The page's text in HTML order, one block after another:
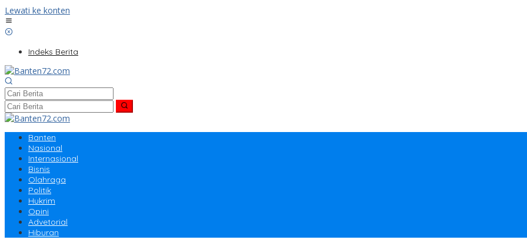
Lewati ke konten
Indeks Berita
Banten
Nasional
Internasional
Bisnis
Olahraga
Politik
Hukrim
Opini
Advetorial
Hiburan